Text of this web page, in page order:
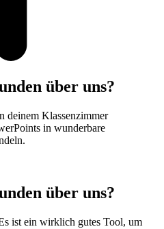
über uns?
deinem Klassenzimmer
in wunderbare
über uns?
ist ein wirklich gutes Tool, um